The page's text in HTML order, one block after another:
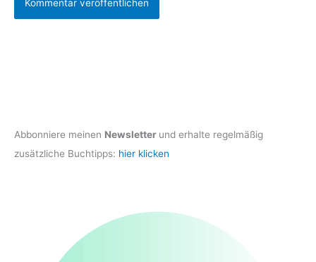
Abbonniere meinen Newsletter und erhalte regelmäßig
zusätzliche Buchtipps: hier klicken